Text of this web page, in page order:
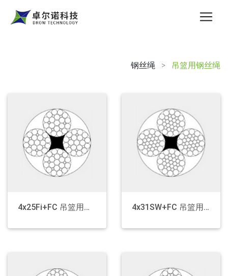
钢丝绳 > 吊篮用钢丝绳
4x25Fi+FC 吊篮用钢丝绳 4x31SW+FC 吊篮用钢丝绳
Aircraft Wire Rope
Wire Rope For Winch
Wire Rope For Operation
The Anti-Rotation Rope
Wire Rope For The Basket
General Purpose Steel Wire Rope
Rigging